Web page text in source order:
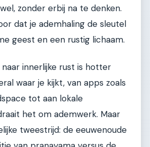
zonder erbij na te denken.
dat je ademhaling de sleutel
geest en een rustig lichaam.
innerlijke rust is hotter
waar je kijkt, van apps zoals
tot aan lokale
het om ademwerk. Maar
tweestrijd: de eeuwenoude